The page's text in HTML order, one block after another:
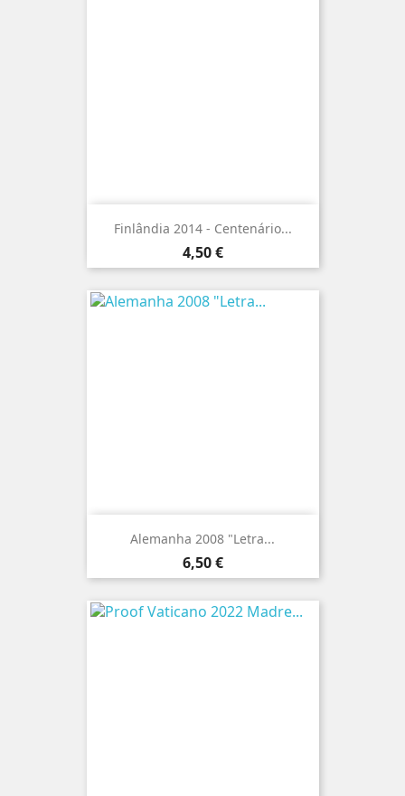
Finlândia 2014 - Centenário...
Preço
4,50 €
Alemanha 2008 "Letra...
Preço
6,50 €